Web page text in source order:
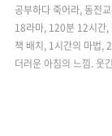
공부하다 죽어라, 동전
18라마, 120분 12시간,
책 배치, 1시간의 마법,
더러운 아침의 느낌. 웃